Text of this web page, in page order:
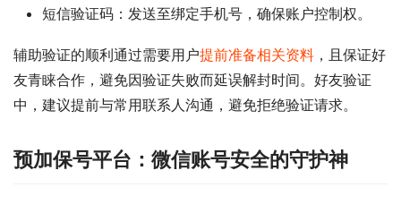
短信验证码：发送至绑定手机号，确保账户控制权。
辅助验证的顺利通过需要用户提前准备相关资料 ，且保证好
友青睐合作，避免因验证失败而延误解封时间。好友验证
中，建议提前与常用联系人沟通，避免拒绝验证请求。
预加保号平台：微信账号安全的守护神